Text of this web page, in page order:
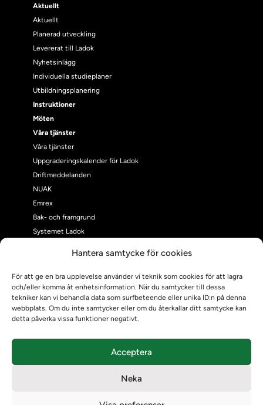
Hantera samtycke för cookies
För att ge en bra upplevelse använder vi teknik som cookies för att lagra
och/eller komma åt enhetsinformation. När du samtycker till dessa
tekniker kan vi behandla data som surfbeteende eller unika ID:n på denna
webbplats. Om du inte samtycker eller om du återkallar ditt samtycke kan
detta påverka vissa funktioner negativt.
Acceptera
Neka
Aktuellt
Aktuellt
Planerad utveckling
Levererat till Ladok
Nyhetsinlägg
Individuella studieplaner
Utbildningsplanering
Instruktioner
Möten
Våra tjänster
Våra tjänster
Uppgraderingskalender för Ladok
Driftmeddelanden
NUAK
Emrex
Bak- och framgrund
Systemet Ladok
Kontrollera intyg
Om oss
Om oss
Om Ladokkonsortiet
Ladokkonsortiet internationellt